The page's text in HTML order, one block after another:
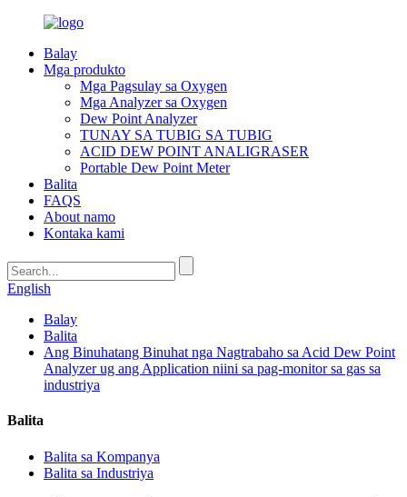
Balay
Mga produkto
Mga Pagsulay sa Oxygen
Mga Analyzer sa Oxygen
Dew Point Analyzer
TUNAY SA TUBIG SA TUBIG
ACID DEW POINT ANALIGRASER
Portable Dew Point Meter
Balita
FAQS
About namo
Kontaka kami
English
Balay
Balita
Ang Binuhatang Binuhat nga Nagtrabaho sa Acid Dew Point
Analyzer ug ang Application niini sa pag-monitor sa gas sa
industriya
Balita
Balita sa Kompanya
Balita sa Industriya